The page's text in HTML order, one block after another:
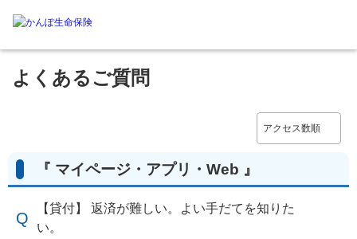
よくあるご質問
『 マイページ・アプリ・Web 』
【貸付】 返済が難しい。よい手だてを知りた
い。